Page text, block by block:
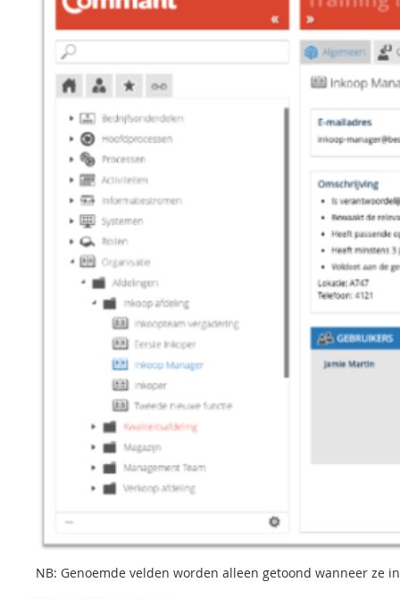
NB: Genoemde velden worden alleen getoond wanneer ze